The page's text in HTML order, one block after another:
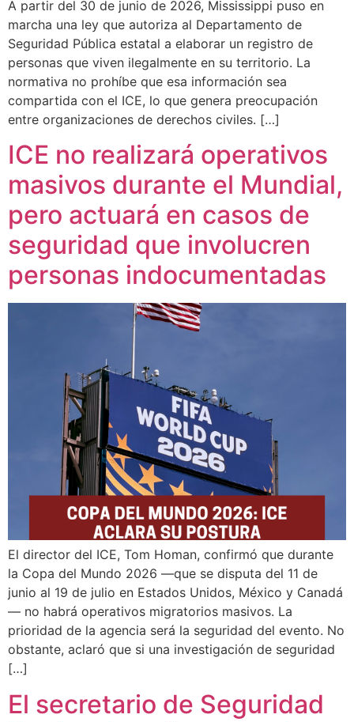
A partir del 30 de junio de 2026, Mississippi puso en
marcha una ley que autoriza al Departamento de
Seguridad Pública estatal a elaborar un registro de
personas que viven ilegalmente en su territorio. La
normativa no prohíbe que esa información sea
compartida con el ICE, lo que genera preocupación
entre organizaciones de derechos civiles. […]
ICE no realizará operativos
masivos durante el Mundial,
pero actuará en casos de
seguridad que involucren
personas indocumentadas
El director del ICE, Tom Homan, confirmó que durante
la Copa del Mundo 2026 —que se disputa del 11 de
junio al 19 de julio en Estados Unidos, México y Canadá
— no habrá operativos migratorios masivos. La
prioridad de la agencia será la seguridad del evento. No
obstante, aclaró que si una investigación de seguridad
[…]
El secretario de Seguridad